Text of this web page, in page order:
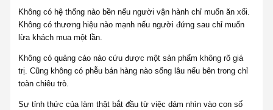
Không có hệ thống nào bền nếu người vận hành chỉ muốn ăn xổi.
Không có thương hiệu nào mạnh nếu người đứng sau chỉ muốn
lừa khách mua một lần.
Không có quảng cáo nào cứu được một sản phẩm không rõ giá
trị. Cũng không có phễu bán hàng nào sống lâu nếu bên trong chỉ
toàn chiêu trò.
Sự tỉnh thức của làm thật bắt đầu từ việc dám nhìn vào con số